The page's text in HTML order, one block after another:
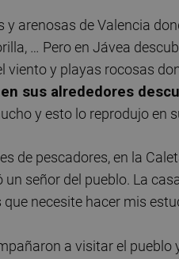
arenosas de Valencia
… Pero en Jávea
y playas rocosas
en sus alrededores
y esto lo reprodujo en
de pescadores, en la
señor del pueblo. La
necesite hacer mis
a visitar el pueblo